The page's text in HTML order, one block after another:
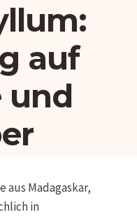
auf
und
Madagaskar,
in